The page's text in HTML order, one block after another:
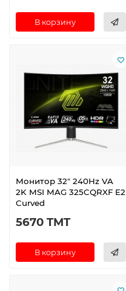
В корзину
Монитор 32" 240Hz VA
2K MSI MAG 325CQRXF E2
Curved
5670 TMT
В корзину